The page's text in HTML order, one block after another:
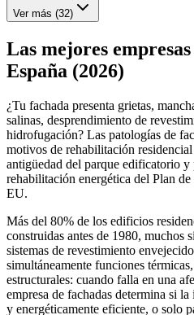
Ver más (32)
Las mejores
España (2026)
¿Tu fachada presenta grietas,
salinas, desprendimiento de
hidrofugación? Las patologías de
motivos de rehabilitación
antigüedad del parque edificatorio y
rehabilitación energética del Plan
EU.
Más del 80% de los edificios
construidas antes de 1980, muchos
sistemas de revestimiento
simultáneamente funciones
estructurales: cuando falla en una
empresa de fachadas determina si
y energéticamente eficiente, o solo